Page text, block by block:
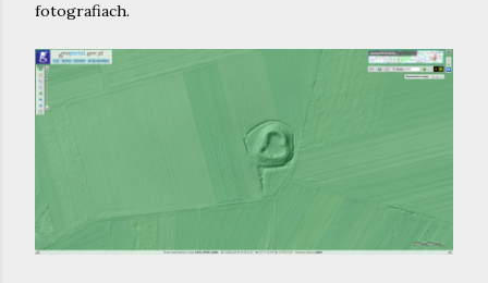
fotografiach.